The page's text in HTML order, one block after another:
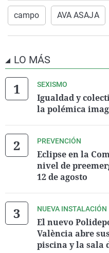
campo AVA ASAJA
LO MÁS
SEXISMO
Igualdad y
la polémica
PREVENCIÓN
Eclipse en la
nivel de
12 de agosto
NUEVA INSTALACIÓN
El nuevo
València abre
piscina y la sala